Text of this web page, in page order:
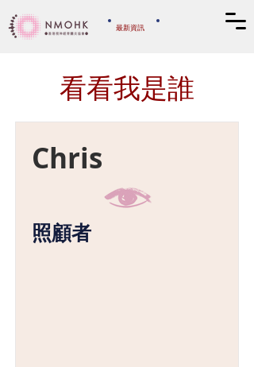
​最新資訊
看看我是誰
Chris
照顧者